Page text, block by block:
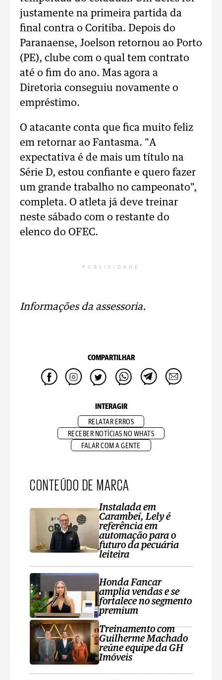
justamente na primeira partida da
final contra o Coritiba. Depois do
Paranaense, Joelson retornou ao Porto
(PE), clube com o qual tem contrato
até o fim do ano. Mas agora a
Diretoria conseguiu novamente o
empréstimo.
O atacante conta que fica muito feliz
em retornar ao Fantasma. "A
expectativa é de mais um título na
Série D, estou confiante e quero fazer
um grande trabalho no campeonato",
completa. O atleta já deve treinar
neste sábado com o restante do
elenco do OFEC.
PUBLICIDADE
Informações da assessoria.
COMPARTILHAR
INTERAGIR
RELATAR ERROS
RECEBER NOTÍCIAS NO WHATS
FALAR COM A GENTE
CONTEÚDO DE MARCA
Instalada em
Carambeí, Lely é
referência em
automação para o
futuro da pecuária
leiteira
Honda Fancar
amplia vendas e se
fortalece no segmento
premium
Treinamento com
Guilherme Machado
reúne equipe da GH
Imóveis